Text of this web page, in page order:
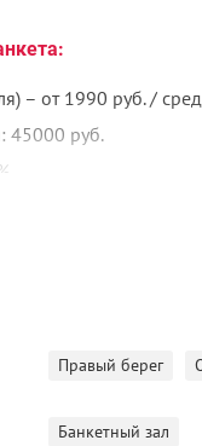
– от 1990 руб. /
45000 руб.
(без пробкового
от семьи кафе
торжеств! За 6
Правый берег
Банкетный зал